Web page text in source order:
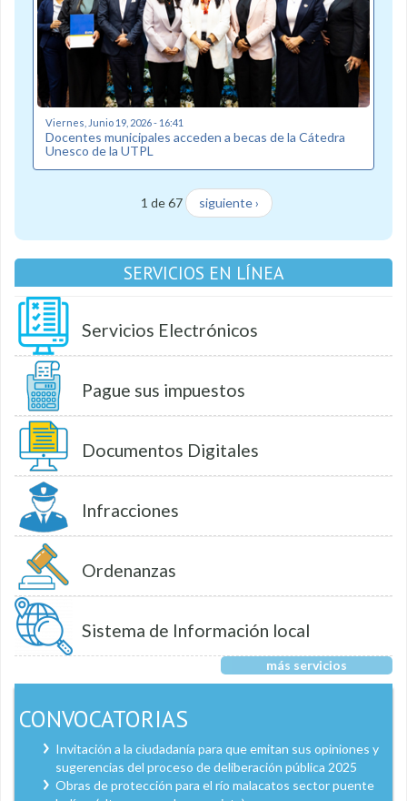
Viernes, Junio 19, 2026 - 16:41
Docentes municipales acceden a becas de la Cátedra
Unesco de la UTPL
1 de 67 siguiente ›
SERVICIOS EN LÍNEA
Servicios Electrónicos
Pague sus impuestos
Documentos Digitales
Infracciones
Ordenanzas
Sistema de Información local
más servicios
CONVOCATORIAS
Invitación a la ciudadanía para que emitan sus opiniones y
sugerencias del proceso de deliberación pública 2025
Obras de protección para el río malacatos sector puente